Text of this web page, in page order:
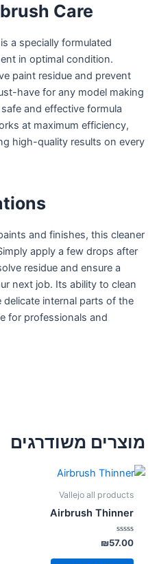
Care
a specially formulated
in optimal condition.
paint residue and prevent
have for any model making
and effective formula
at maximum efficiency,
high-quality results on every
and finishes, this cleaner
apply a few drops after
residue and ensure a
next job. Its ability to clean
internal parts of the
for professionals and
מוצרים משודרגים
Vallejo all products
Airbrush Thinner
דורג
0
מתוך
₪57.00